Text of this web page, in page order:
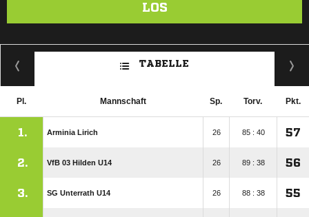
LOS
TABELLE
Pl. Mannschaft Sp. Torv. Pkt.
1. Arminia Lirich 26 85 : 40 57
2. VfB 03 Hilden U14 26 89 : 38 56
3. SG Unterrath U14 26 88 : 38 55